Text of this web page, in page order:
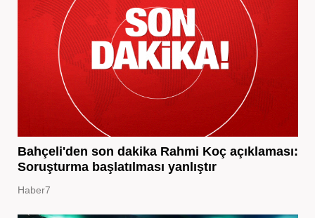
Bahçeli'den son dakika Rahmi Koç açıklaması:
Soruşturma başlatılması yanlıştır
Haber7